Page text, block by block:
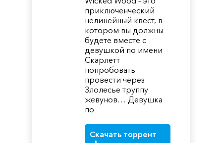
приключенческий
нелинейный квест, в
котором вы должны
будете вместе с
девушкой по имени
Скарлетт
попробовать
провести через
Злолесье труппу
жевунов… Девушка
по
Скачать торрент